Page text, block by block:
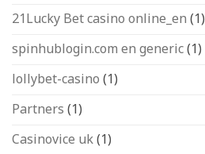
21Lucky Bet casino online_en (1)
spinhublogin.com en generic(1)
lollybet-casino (1)
Partners (1)
Casinovice uk(1)